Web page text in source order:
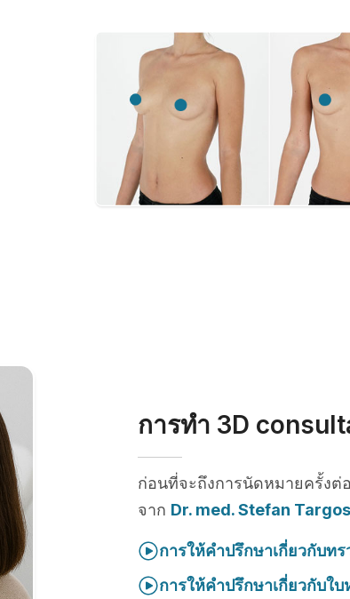
การทำ 3D
ก่อนที่จะถึงการนัดหมายครั้ง
จาก Dr. med. Stefan
การให้คำปรึกษาเกี่ยวกับท
การให้คำปรึกษาเกี่ยวกับใ